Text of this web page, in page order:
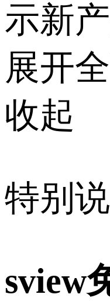
示新产
展开
收起
特别
sview